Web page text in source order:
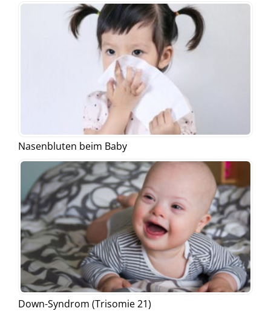
Nasenbluten beim Baby
Down-Syndrom (Trisomie 21)